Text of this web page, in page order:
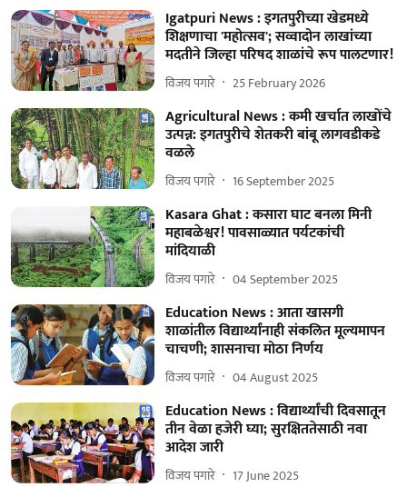
Igatpuri News : इगतपुरीच्या खेडमध्ये
शिक्षणाचा 'महोत्सव'; सव्वादोन लाखांच्या
मदतीने जिल्हा परिषद शाळांचे रूप पालटणार!
विजय पगारे 25 February 2026
Agricultural News : कमी खर्चात लाखोंचे
उत्पन्न: इगतपुरीचे शेतकरी बांबू लागवडीकडे
वळले
विजय पगारे 16 September 2025
Kasara Ghat : कसारा घाट बनला मिनी
महाबळेश्वर! पावसाळ्यात पर्यटकांची
मांदियाळी
विजय पगारे 04 September 2025
Education News : आता खासगी
शाळांतील विद्यार्थ्यांनाही संकलित मूल्यमापन
चाचणी; शासनाचा मोठा निर्णय
विजय पगारे 04 August 2025
Education News : विद्यार्थ्यांची दिवसातून
तीन वेळा हजेरी घ्या; सुरक्षिततेसाठी नवा
आदेश जारी
विजय पगारे 17 June 2025